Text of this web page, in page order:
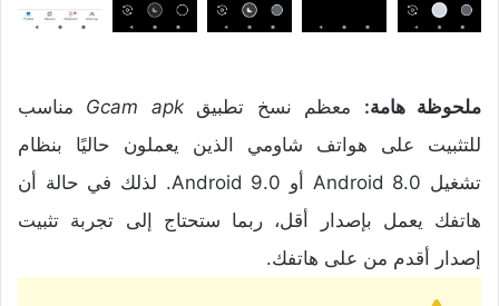
ملحوظة هامة: معظم نسخ تطبيقGcam apk مناسب
للتثبيت على هواتف شاومي الذين يعملون حاليًا بنظام
تشغيل Android 8.0 أو Android 9.0. لذلك في حالة أن
هاتفك يعمل بإصدار أقل، ربما ستحتاج إلى تجربة تثبيت
إصدار أقدم من على هاتفك.